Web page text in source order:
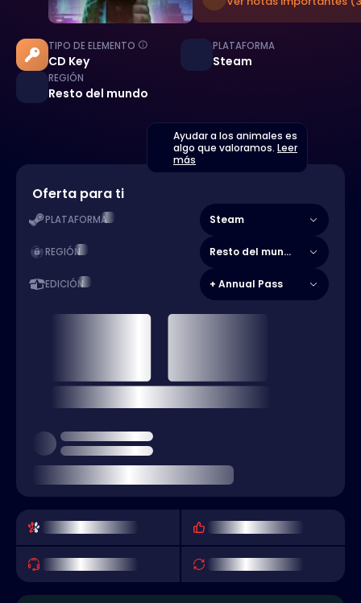
TIPO DE ELEMENTO
CD Key
PLATAFORMA
Steam
REGIÓN
Resto del mundo
Ayudar a los animales es
algo que valoramos. Leer
más
Oferta para ti
PLATAFORMA Steam
REGIÓN Resto del mundo
EDICIÓN + Annual Pass